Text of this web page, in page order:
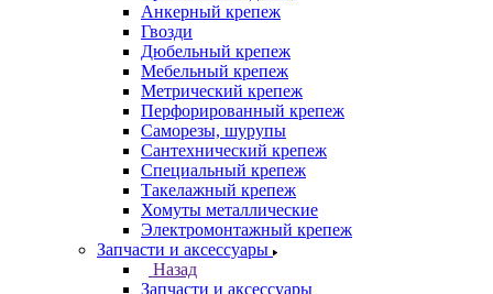
Анкерный крепеж
Гвозди
Дюбельный крепеж
Мебельный крепеж
Метрический крепеж
Перфорированный крепеж
Саморезы, шурупы
Сантехнический крепеж
Специальный крепеж
Такелажный крепеж
Хомуты металлические
Электромонтажный крепеж
Запчасти и аксессуары
Назад
Запчасти и аксессуары